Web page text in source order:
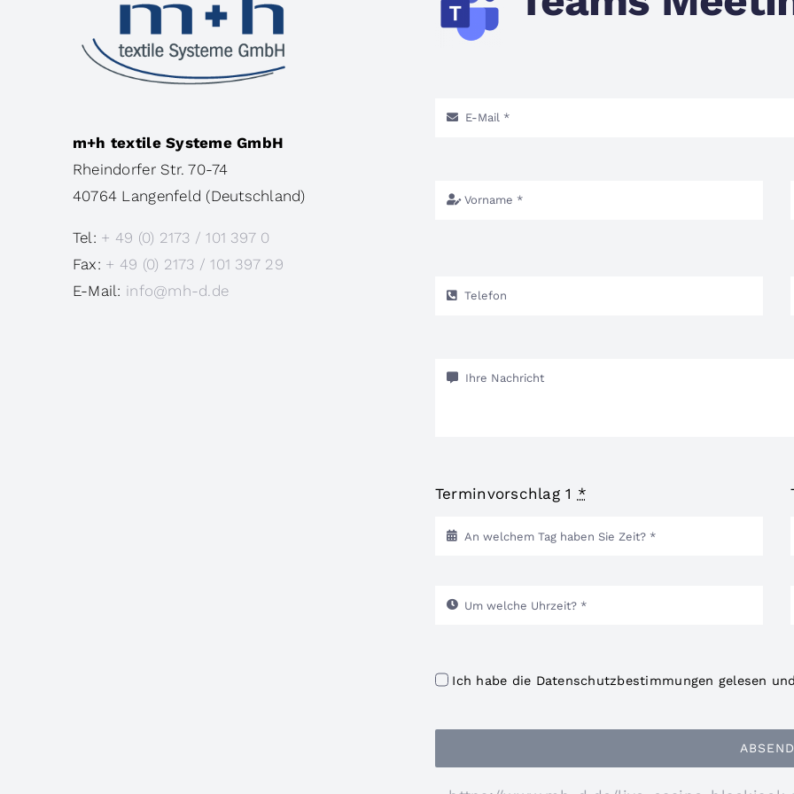
m+h textile Systeme GmbH
Rheindorfer Str. 70-74
40764 Langenfeld (Deutschland)
Tel: + 49 (0) 2173 / 101 397 0
Fax: + 49 (0) 2173 / 101 397 29
E-Mail: info@mh-d.de
Terminvorschlag 1 *
Ich habe die Datenschutzbestimmungen gelesen